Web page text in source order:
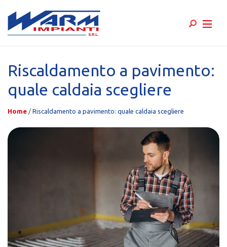
content
Riscaldamento a pavimento:
quale caldaia scegliere
Home / Riscaldamento a pavimento: quale caldaia scegliere